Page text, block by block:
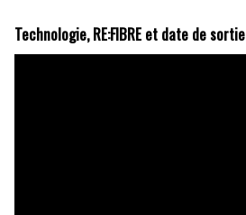
Technologie, RE:FIBRE et date de sortie